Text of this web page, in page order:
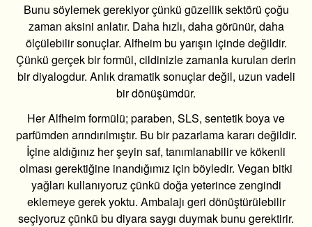
Bunu söylemek gerekiyor çünkü güzellik sektörü çoğu
zaman aksini anlatır. Daha hızlı, daha görünür, daha
ölçülebilir sonuçlar. Alfheim bu yarışın içinde değildir.
Çünkü gerçek bir formül, cildinizle zamanla kurulan derin
bir diyalogdur. Anlık dramatik sonuçlar değil, uzun vadeli
bir dönüşümdür.
Her Alfheim formülü; paraben, SLS, sentetik boya ve
parfümden arındırılmıştır. Bu bir pazarlama kararı değildir.
İçine aldığınız her şeyin saf, tanımlanabilir ve kökenli
olması gerektiğine inandığımız için böyledir. Vegan bitki
yağları kullanıyoruz çünkü doğa yeterince zengindi
eklemeye gerek yoktu. Ambalajı geri dönüştürülebilir
seçiyoruz çünkü bu diyara saygı duymak bunu gerektirir.